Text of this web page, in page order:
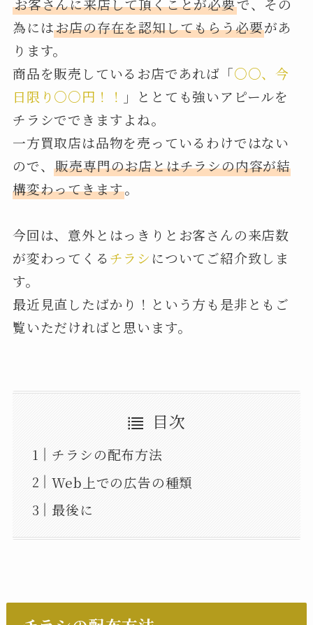
為にはお店の存在を認知してもらう必要があ
ります。
商品を販売しているお店であれば「○○、今
日限り○○円！！ 」ととても強いアピールを
チラシでできますよね。
一方買取店は品物を売っているわけではない
ので、販売専門のお店とはチラシの内容が結
構変わってきます。
今回は、意外とはっきりとお客さんの来店数
が変わってくる チラシ についてご紹介致しま
す。
最近見直したばかり！という方も是非ともご
覧いただければと思います。
目次
チラシの配布方法
Web上での広告の種類
最後に